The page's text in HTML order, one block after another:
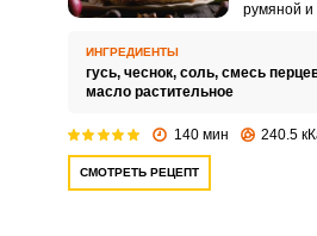
румяной и
блюдо к
ИНГРЕДИЕНТЫ
гусь, чеснок, соль, смесь
масло растительное
140 мин 240.5
СМОТРЕТЬ РЕЦЕПТ